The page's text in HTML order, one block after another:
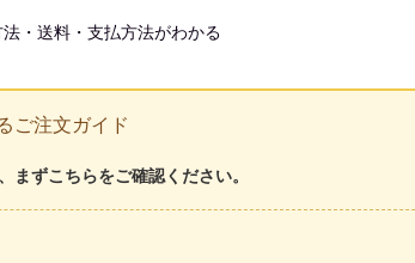
・送料・支払方法がわかる
ご注文ガイド
まずこちらをご確認ください。